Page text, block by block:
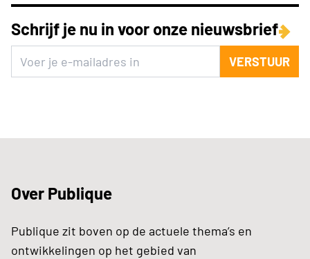
Schrijf je nu in voor onze nieuwsbrief
VERSTUUR
Over Publique
Publique zit boven op de actuele thema’s en
ontwikkelingen op het gebied van